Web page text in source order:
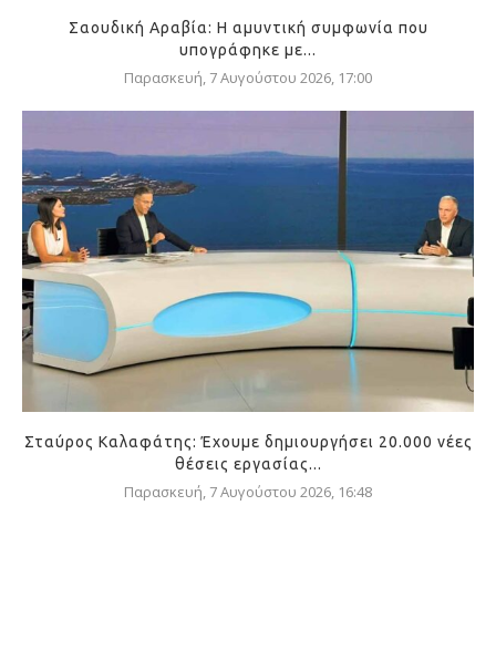
Σαουδική Αραβία: Η αμυντική συμφωνία που
υπογράφηκε με...
Παρασκευή, 7 Αυγούστου 2026, 17:00
Σταύρος Καλαφάτης: Έχουμε δημιουργήσει 20.000 νέες
θέσεις εργασίας...
Παρασκευή, 7 Αυγούστου 2026, 16:48